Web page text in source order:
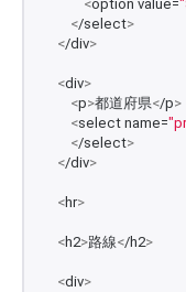
<option value=
</select>
</div>
<div>
<p>都道府県</p>
<select name=
</select>
</div>
<hr>
<h2>路線</h2>
<div>